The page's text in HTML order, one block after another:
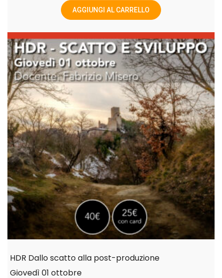
AGGIUNGI AL CARRELLO
HDR Dallo scatto alla post-produzione
Giovedì 01 ottobre